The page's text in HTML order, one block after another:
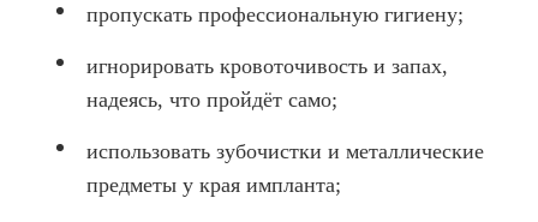
пропускать профессиональную гигиену;
игнорировать кровоточивость и запах,
надеясь, что пройдёт само;
использовать зубочистки и металлические
предметы у края импланта;